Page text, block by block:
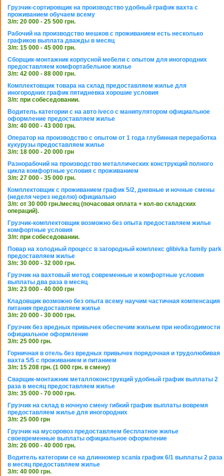
Грузчик-сортировщик на производство удобный график вахта с
проживанием обучаем всему
З/п: 20 000 - 25 500 грн.
Рабочий на производство мешков с проживанием есть несколько
графиков выплата дважды в месяц
З/п: 15 000 - 45 000 грн.
Сборщик-монтажник корпусной мебели с опытом для иногородних
предоставляем комфортабельное жилье
З/п: 42 000 - 88 000 грн.
Комплектовщик товара на склад предоставляем жилье для
иногородних график пятидневка хорошие условия
З/п: при собеседовании.
Водитель категории с на авто iveco с манипулятором официальное
оформление предоставляем жилье
З/п: 40 000 - 43 000 грн.
Оператор на производство с опытом от 1 года глубинная переработка
кукурузы предоставляем жилье
З/п: 18 000 - 20 000 грн
Разнорабочий на производство металлических конструкций полного
цикла комфортные условия с проживанием
З/п: 27 000 - 35 000 грн.
Комплектовщик с проживанием график 5/2, дневные и ночные смены
(неделя через неделю) официально
З/п: от 30 000 грн./месяц (почасовая оплата + кол-во складских
операций).
Грузчик-комплектовщик возможно без опыта предоставляем жилье
комфортные условия
З/п: при собеседовании.
Повар на холодный процесс в загородный комплекс glibivka family park
предоставляем жилье
З/п: 30 000 - 32 000 грн.
Грузчик на вахтовый метод современные и комфортные условия
выплаты два раза в месяц
З/п: 23 000 - 40 000 грн
Кладовщик возможно без опыта всему научим частичная компенсация
питания предоставляем жилье
З/п: 20 000 - 30 000 грн.
Грузчик без вредных привычек обеспечим жильем при необходимости
официальное оформление
З/п: 25 000 грн.
Горничная в отель без вредных привычек порядочная и трудолюбивая
вахта 5/5 с проживанием и питанием
З/п: 15 208 грн. (1 000 грн. в смену)
Сварщик-монтажник металлоконструкций удобный график выплаты 2
раза в месяц предоставляем жилье
З/п: 35 000 - 70 000 грн.
Грузчик на склад в ночную смену гибкий график выплаты вовремя
предоставляем жилье для иногородних
З/п: 25 000 грн
Грузчик на мусоровоз предоставляем бесплатное жилье
своевременные выплаты официальное оформление
З/п: 26 000 - 40 000 грн.
Водитель категории се на длинномер scania график 6/1 выплаты 2 раза
в месяц предоставляем жилье
З/п: 40 000 грн.